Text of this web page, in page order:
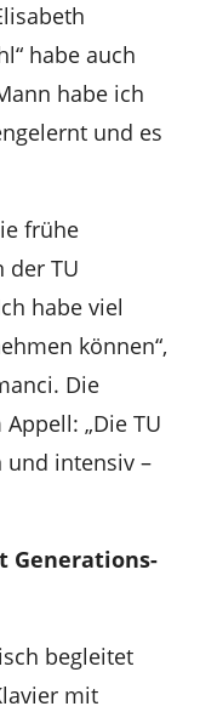
habe auch
habe ich
und es
frühe
der TU
habe viel
können“,
Die
„Die TU
und intensiv –
Generations-
begleitet
mit